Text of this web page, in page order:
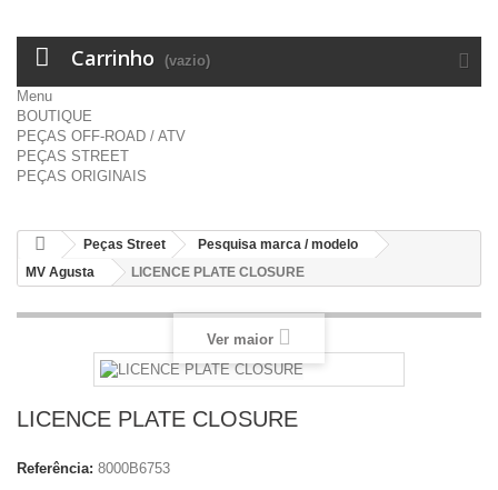
Carrinho (vazio)
Menu
BOUTIQUE
PEÇAS OFF-ROAD / ATV
PEÇAS STREET
PEÇAS ORIGINAIS
Peças Street
Pesquisa marca / modelo
MV Agusta
LICENCE PLATE CLOSURE
Ver maior
LICENCE PLATE CLOSURE
Referência: 8000B6753